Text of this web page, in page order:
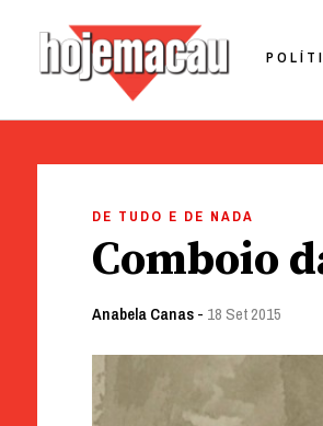
DE TUDO E DE NADA
Comboio
Anabela Canas- 18 Set 2015